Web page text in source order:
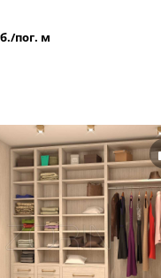
пог. м